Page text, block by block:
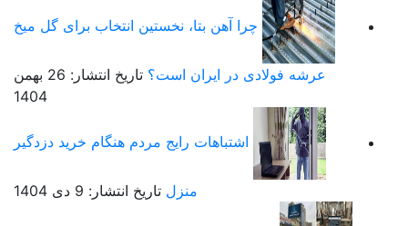
چرا آهن بتا، نخستین انتخاب برای گل میخ
عرشه فولادی در ایران است؟
تاریخ انتشار: 26 بهمن
اشتباهات رایج مردم هنگام خرید دزدگیر
تاریخ انتشار: 9 دی 1404